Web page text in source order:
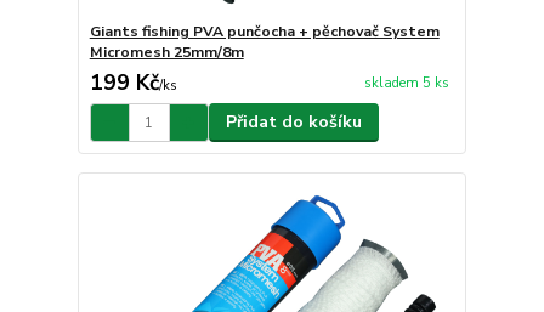
Giants fishing PVA punčocha + pěchovač System
Micromesh 25mm/8m
199 Kč/ks skladem 5 ks
Přidat do košíku